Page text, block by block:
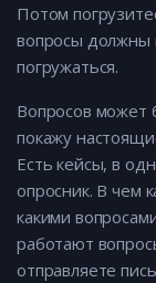
Потом
вопросы должны
погружаться.
Вопросов может
покажу
Есть кейсы, в
опросник. В чем
какими
работают
отправляете